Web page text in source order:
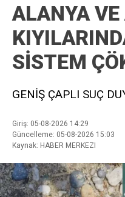
ALANYA
SİSTEM
GENİŞ ÇAPLI SUÇ
Giriş: 05-08-2026 14:29
Güncelleme: 05-08-2026 15:03
Kaynak: HABER MERKEZI